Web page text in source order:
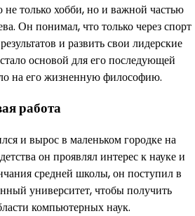
не только хобби, но и важной частью
Он понимал, что только через спорт
и развить свои лидерские
основой для его последующей
на его жизненную философию.
работа
и вырос в маленьком городке на
он проявлял интерес к науке и
средней школы, он поступил в
университет, чтобы получить
компьютерных наук.